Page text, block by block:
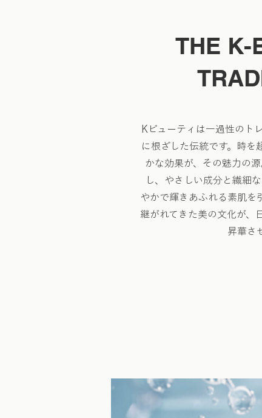
THE K-
Kビューティは一過性のト
に根ざした伝統です。時を
かな効果が、その魅力の
し、やさしい成分と繊細
やかで輝きあふれる素肌を
継がれてきた美の文化が、
昇華さ